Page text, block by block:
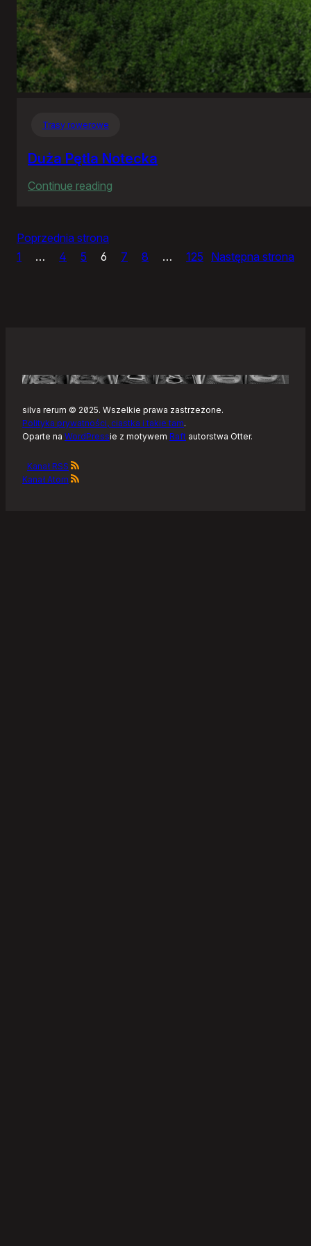
Trasy rowerowe
Duża Pętla Notecka
Continue reading
Poprzednia strona
1
… 4 5 6 7 8 … 125 Następna strona
silva rerum © 2025. Wszelkie prawa zastrzeżone.
Polityka prywatności, ciastka i takie tam.
Oparte na WordPressie z motywem Raft autorstwa Otter.
Kanał RSS
Kanał Atom